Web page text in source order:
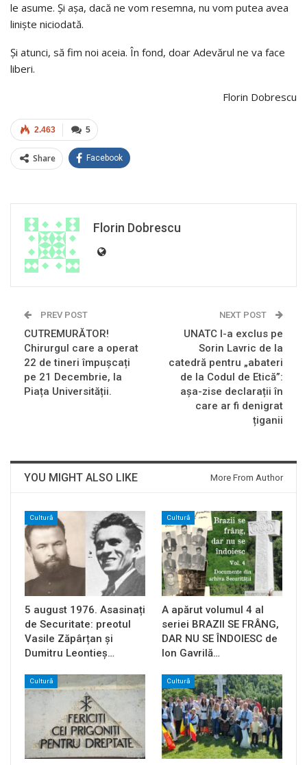
le asume. Şi aşa, dacă ne vom resemna, nu vom putea avea
linişte niciodată.
Şi atunci, să fim noi aceia. În fond, doar Adevărul ne va face
liberi.
Florin Dobrescu
5
2.463
Share Facebook
Florin Dobrescu
PREV POST
CUTREMURĂTOR!
Chirurgul care a operat
22 de tineri împușcați
pe 21 Decembrie, la
Piața Universității.
NEXT POST
UNATC l-a exclus pe
Sorin Lavric de la
catedră pentru „abateri
de la Codul de Etică”:
așa-zise declarații în
care ar fi denigrat
țiganii
YOU MIGHT ALSO LIKE More From Author
Cultură
5 august 1976. Asasinați
de Securitate: preotul
Vasile Zăpârțan și
Dumitru Leontieș…
Cultură
A apărut volumul 4 al
seriei BRAZII SE FRÂNG,
DAR NU SE ÎNDOIESC de
Ion Gavrilă…
Cultură Cultură